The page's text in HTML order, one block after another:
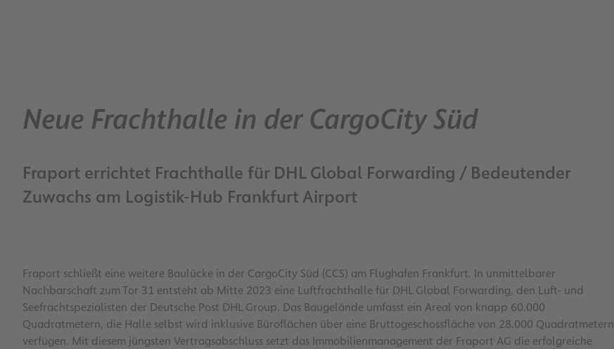
Neue Frachthalle in der CargoCity Süd
Fraport errichtet Frachthalle für DHL Global Forwarding / Bedeutender
Zuwachs am Logistik-Hub Frankfurt Airport
Fraport schließt eine weitere Baulücke in der CargoCity Süd (CCS) am Flughafen Frankfurt. In unmittelbarer
Nachbarschaft zum Tor 31 entsteht ab Mitte 2023 eine Luftfrachthalle für DHL Global Forwarding, den Luft- und
Seefrachtspezialisten der Deutsche Post DHL Group. Das Baugelände umfasst ein Areal von knapp 60.000
Quadratmetern, die Halle selbst wird inklusive Büroflächen über eine Bruttogeschossfläche von 28.000 Quadratmetern
verfügen. Mit diesem jüngsten Vertragsabschluss setzt das Immobilienmanagement der Fraport AG die erfolgreiche